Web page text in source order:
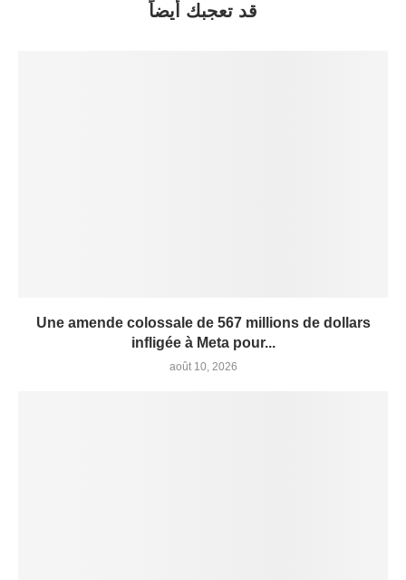
قد تعجبك أيضاً
Une amende colossale de 567 millions de dollars
infligée à Meta pour...
août 10, 2026